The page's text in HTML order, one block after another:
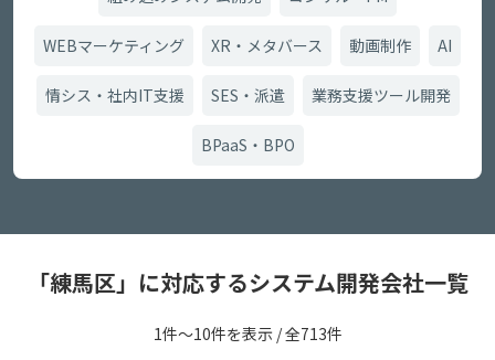
WEBマーケティング XR・メタバース 動画制作 AI
情シス・社内IT支援 SES・派遣 業務支援ツール開発
BPaaS・BPO
「練馬区」に対応するシステム開発会社一覧
1件〜10件を表示 / 全713件